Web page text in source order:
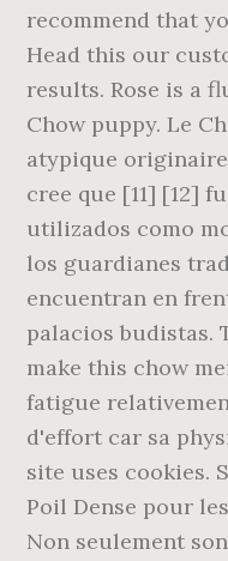
recommend that
Head this our
results. Rose is a
Chow puppy. Le
atypique
cree que [11] [12]
utilizados como
los guardianes
encuentran en
palacios budistas.
make this chow
fatigue
d'effort car sa
site uses cookies.
Poil Dense pour
Non seulement